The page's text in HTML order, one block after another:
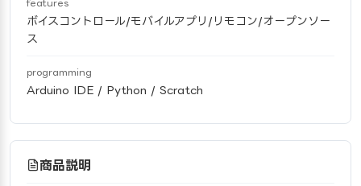
features
ボイスコントロール/モバイルアプリ/リモコン/オープンソー
ス
programming
Arduino IDE / Python / Scratch
商品説明